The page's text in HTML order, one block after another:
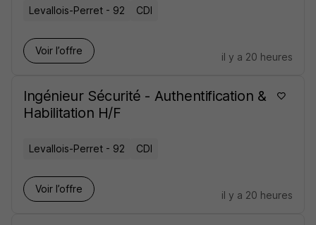
Levallois-Perret - 92 CDI
Voir l’offre
il y a 20 heures
Ingénieur Sécurité - Authentification &
Habilitation H/F
Levallois-Perret - 92 CDI
Voir l’offre
il y a 20 heures